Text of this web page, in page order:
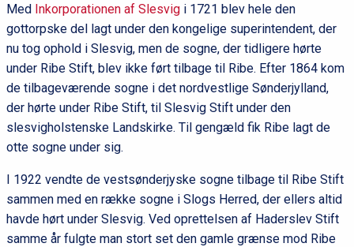
Med Inkorporationen af Slesvigi 1721 blev hele den
gottorpske del lagt under den kongelige superintendent, der
nu tog ophold i Slesvig, men de sogne, der tidligere hørte
under Ribe Stift, blev ikke ført tilbage til Ribe. Efter 1864 kom
de tilbageværende sogne i det nordvestlige Sønderjylland,
der hørte under Ribe Stift, til Slesvig Stift under den
slesvigholstenske Landskirke. Til gengæld fik Ribe lagt de
otte sogne under sig.
I 1922 vendte de vestsønderjyske sogne tilbage til Ribe Stift
sammen med en række sogne i Slogs Herred, der ellers altid
havde hørt under Slesvig. Ved oprettelsen af Haderslev Stift
samme år fulgte man stort set den gamle grænse mod Ribe